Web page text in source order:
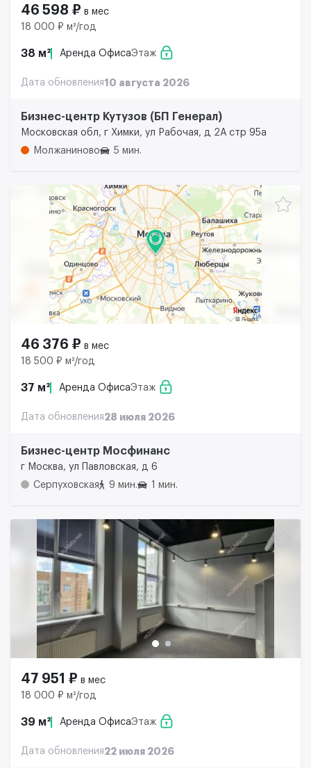
46 598 ₽ в мес
18 000 ₽ м²/год
38 м² Аренда ОфисаЭтаж
Дата обновления10 августа 2026
Бизнес-центр Кутузов (БП Генерал)
Московская обл, г Химки, ул Рабочая, д 2А стр 95а
Молжаниново
5 мин.
46 376 ₽ в мес
18 500 ₽ м²/год
37 м² Аренда ОфисаЭтаж
Дата обновления28 июля 2026
Бизнес-центр Мосфинанс
г Москва, ул Павловская, д 6
Серпуховская
9 мин. 1 мин.
47 951 ₽ в мес
18 000 ₽ м²/год
39 м² Аренда ОфисаЭтаж
Дата обновления22 июля 2026